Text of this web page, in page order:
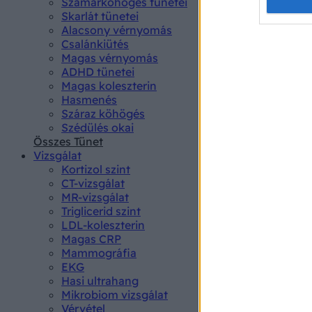
Skarlát tünetei
Alacsony vérnyomás
Csalánkiütés
Magas vérnyomás
ADHD tünetei
Magas koleszterin
Hasmenés
Száraz köhögés
Szédülés okai
Összes Tünet
Vizsgálat
Kortizol szint
CT-vizsgálat
MR-vizsgálat
Triglicerid szint
LDL-koleszterin
Magas CRP
Mammográfia
EKG
Hasi ultrahang
Mikrobiom vizsgálat
Vérvétel